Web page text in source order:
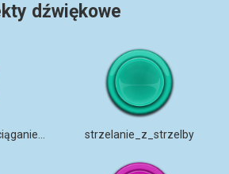
dźwiękowe
strzelanie_z_strzelby